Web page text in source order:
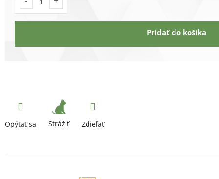
Pridať do košíka
Opýtať sa Strážiť Zdieľať